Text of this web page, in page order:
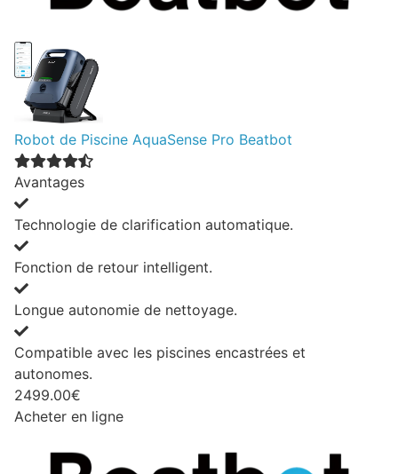
Robot de Piscine AquaSense Pro Beatbot
Avantages
Technologie de clarification automatique.
Fonction de retour intelligent.
Longue autonomie de nettoyage.
Compatible avec les piscines encastrées et
autonomes.
2499.00€
Acheter en ligne